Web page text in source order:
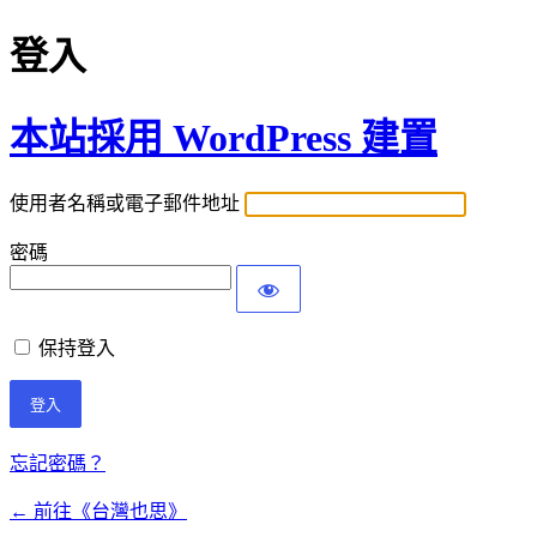
登入
本站採用 WordPress 建置
使用者名稱或電子郵件地址
密碼
保持登入
忘記密碼？
← 前往《台灣也思》